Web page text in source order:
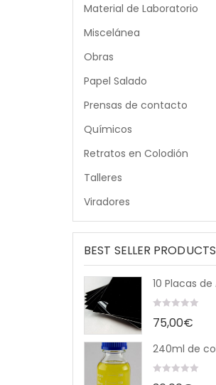
Material de Laboratorio
Miscelánea
Obras
Papel Salado
Prensas de contacto
Químicos
Retratos en Colodión
Talleres
Viradores
BEST SELLER PRODUCTS
out
5
75,00€